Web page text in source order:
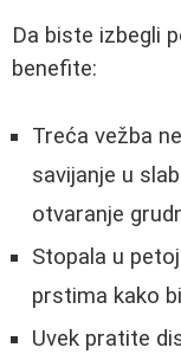
Da biste izbegli
benefite:
Treća vežba
savijanje u
otvaranje
Stopala u
prstima kako
Uvek pratite